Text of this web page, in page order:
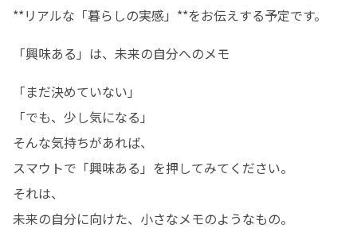
**リアルな「暮らしの実感」**をお伝えする予定です。
「興味ある」は、未来の自分へのメモ
「まだ決めていない」
「でも、少し気になる」
そんな気持ちがあれば、
スマウトで「興味ある」を押してみてください。
それは、
未来の自分に向けた、小さなメモのようなもの。